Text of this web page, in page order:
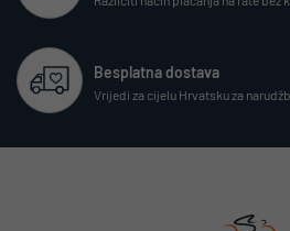
Besplatna dostava
Vrijedi za cijelu Hrvatsku za